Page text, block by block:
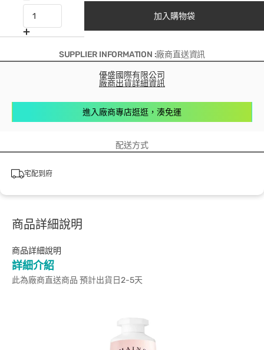
加入購物袋
SUPPLIER INFORMATION :廠商直送資訊
優盛國際有限公司
廠商出貨詳細資訊
進入廠商專店逛逛，湊免運
配送方式
宅配到府
商品詳細說明
商品詳細說明
詳細介紹
此為廠商直送商品 預計出貨日2-5天